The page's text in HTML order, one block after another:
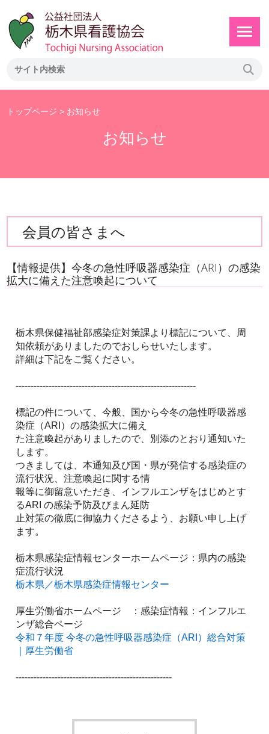
トップページ > お知らせ
お知らせ
会員の皆さまへ
【情報提供】今冬の急性呼吸器感染症（ARI）の感染
拡大に備えた注意喚起について
栃木県保健福祉部感染症対策課より標記について、周
知依頼がありましたのでおしらせいたします。
詳細は下記をご覧ください。
------------------------------------------------------------
標記の件について、今般、国から今冬の急性呼吸器感
染症（ARI）の感染拡大に備え
た注意喚起がありましたので、別添のとおり通知いた
します。
つきましては、本通知及び国・県が発信する感染症の
流行状況、注意喚起に関する情
報等に御留意いただき、インフルエンザをはじめとす
るARI の感染予防及びまん延防
止対策の徹底に御協力くださるよう、お願い申し上げ
ます。
栃木県感染症情報センターホームページ：県内の感染
症流行状況
栃木県／栃木県感染症情報センター
厚生労働省ホームページ　：感染症情報：インフルエ
ンザ総合ページ
令和７年度 今冬の急性呼吸器感染症（ARI）総合対策
｜厚生労働省
----------------------------------------------------